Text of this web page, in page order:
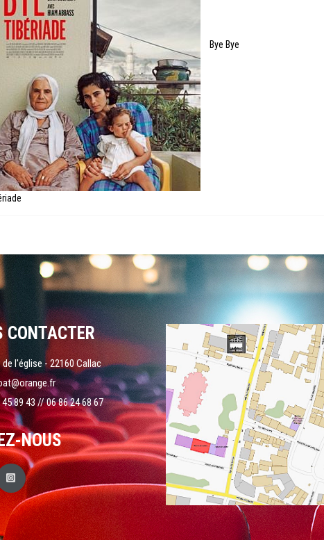
Bye Bye
CONTACTER
de l'église - 22160 Callac
89 43 // 06 86 24 68 67
NOUS